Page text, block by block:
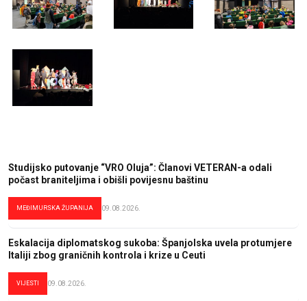
Studijsko putovanje “VRO Oluja”: Članovi VETERAN-a odali
počast braniteljima i obišli povijesnu baštinu
MEĐIMURSKA ŽUPANIJA 09.08.2026.
Eskalacija diplomatskog sukoba: Španjolska uvela protumjere
Italiji zbog graničnih kontrola i krize u Ceuti
VIJESTI 09.08.2026.